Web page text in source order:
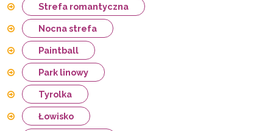
Strefa romantyczna
Nocna strefa
Paintball
Park linowy
Tyrolka
Łowisko